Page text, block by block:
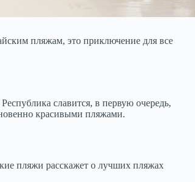
пляжам, это приключение для все
славится, в первую очередь,
красивыми пляжами.
пляжи расскажет о лучших пляжах